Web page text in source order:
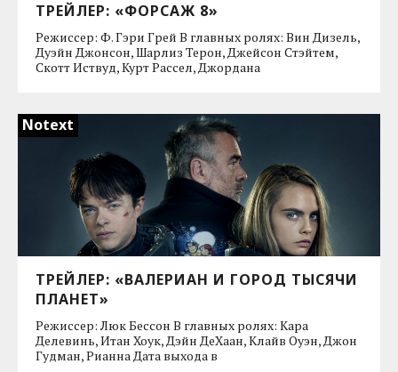
ТРЕЙЛЕР: «ФОРСАЖ 8»
Режиссер: Ф. Гэри Грей В главных ролях: Вин Дизель,
Дуэйн Джонсон, Шарлиз Терон, Джейсон Стэйтем,
Скотт Иствуд, Курт Рассел, Джордана
Notext
ТРЕЙЛЕР: «ВАЛЕРИАН И ГОРОД ТЫСЯЧИ
ПЛАНЕТ»
Режиссер: Люк Бессон В главных ролях: Кара
Делевинь, Итан Хоук, Дэйн ДеХаан, Клайв Оуэн, Джон
Гудман, Рианна Дата выхода в